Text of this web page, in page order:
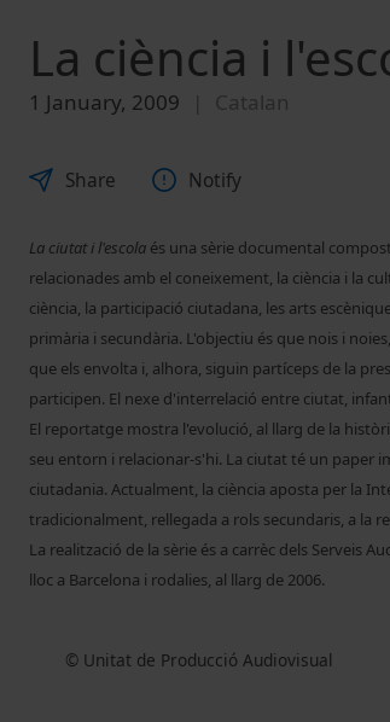
La ciència i
1 January, 2009 Catalan
Share Notify
La ciutat i l'escola és una sèrie documental
relacionades amb el coneixement, la ciència i la
ciència, la participació ciutadana, les arts
primària i secundària. L'objectiu és que nois i
que els envolta i, alhora, siguin partíceps de la
participen. El nexe d'interrelació entre ciutat,
El reportatge mostra l'evolució, al llarg de la
seu entorn i relacionar-s'hi. La ciutat té un paper
ciutadania. Actualment, la ciència aposta per la
tradicionalment, rellegada a rols secundaris, a la
La realització de la sèrie és a carrèc dels Serveis
lloc a Barcelona i rodalies, al llarg de 2006.
© Unitat de Producció Audiovisual